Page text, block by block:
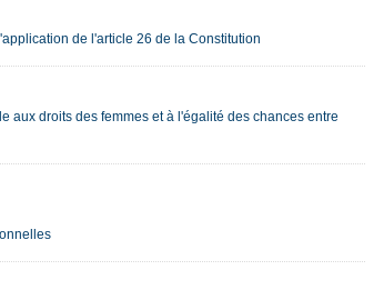
de l'article 26 de la Constitution
aux droits des femmes et à l'égalité des chances entre